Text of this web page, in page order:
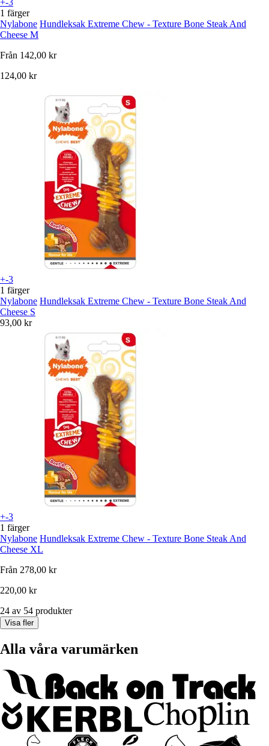
+-3
1 färger
Nylabone Hundleksak Extreme Chew - Texture Bone Steak And
Cheese M
Från 142,00 kr
124,00 kr
+-3
1 färger
Nylabone Hundleksak Extreme Chew - Texture Bone Steak And
Cheese S
93,00 kr
+-3
1 färger
Nylabone Hundleksak Extreme Chew - Texture Bone Steak And
Cheese XL
Från 278,00 kr
220,00 kr
24 av 54 produkter
Visa fler
Alla våra varumärken